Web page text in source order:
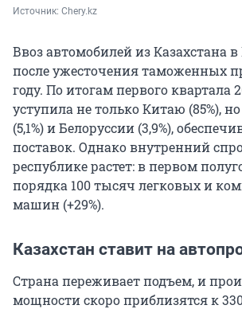
Источник: Chery.kz
Ввоз автомобилей из Казахстана
после ужесточения таможенных
году. По итогам первого квартала
уступила не только Китаю (85%),
(5,1%) и Белоруссии (3,9%),
поставок. Однако внутренний
республике растет: в первом
порядка 100 тысяч легковых и
машин (+29%).
Казахстан ставит на
Страна переживает подъем, и
мощности скоро приблизятся к